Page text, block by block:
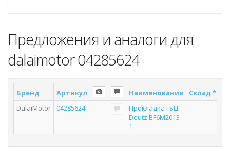
Предложения и аналоги для
dalaimotor 04285624
Бренд Артикул Наименование Склад *
DalaiMotor
04285624
Прокладка ГБЦ
Deutz BF6M2013
1''